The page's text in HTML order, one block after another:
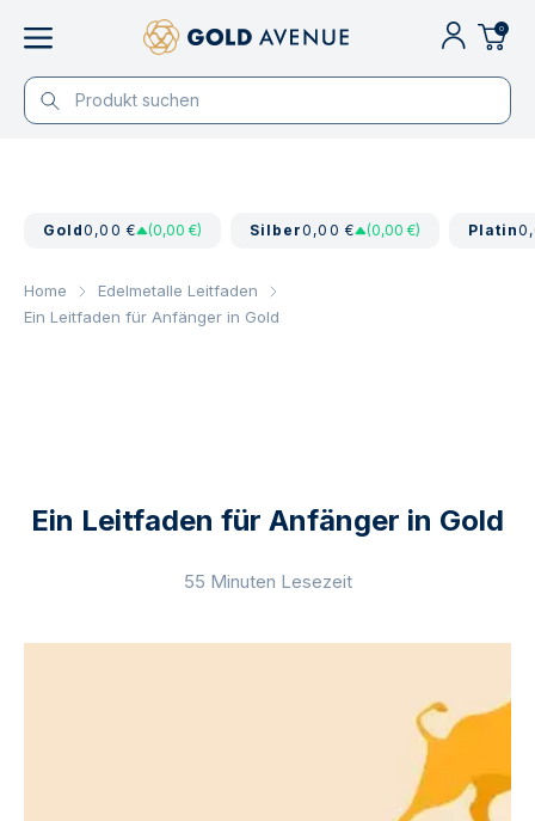
0
Gold0,00 € (0,00 €) Silber0,00 € (0,00 €) Platin
Home
Edelmetalle Leitfaden
Ein Leitfaden für Anfänger in Gold
Ein Leitfaden für Anfänger in Gold
55 Minuten Lesezeit